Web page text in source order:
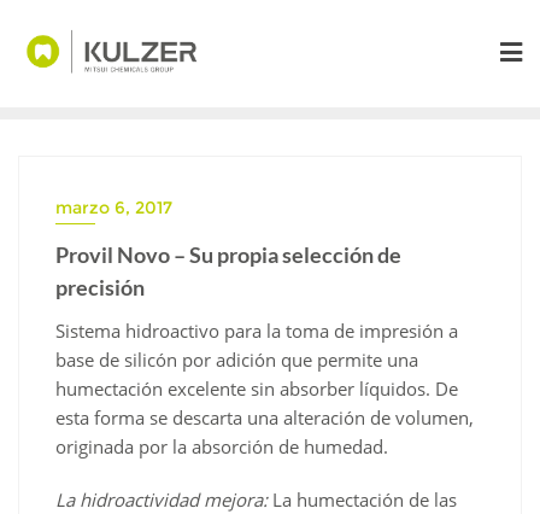
contenido
marzo 6, 2017
Provil Novo – Su propia selección de
precisión
Sistema hidroactivo para la toma de impresión a
base de silicón por adición que permite una
humectación excelente sin absorber líquidos. De
esta forma se descarta una alteración de volumen,
originada por la absorción de humedad.
La hidroactividad mejora:La humectación de las